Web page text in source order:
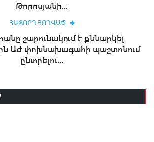
Թորոսյանի...
ՀԱՋՈՐԴ ՀՈԴՎԱԾ
շարունակում է քննարկել
ԱԺ փոխնախագահի պաշտոնում
ընտրելու...